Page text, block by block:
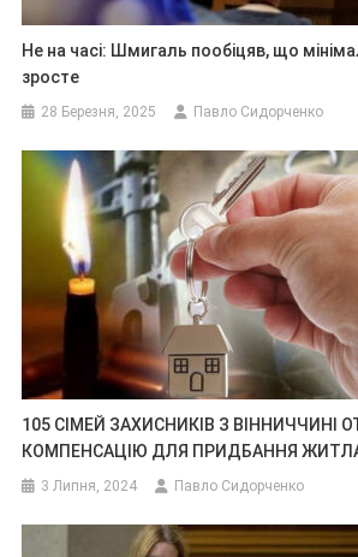
Не на часі: Шмигаль пообіцяв, що
зросте
28 Березня, 2025 Павло Сидорченко
105 СІМЕЙ ЗАХИСНИКІВ З ВІННИЧЧИНІ
КОМПЕНСАЦІЮ ДЛЯ ПРИДБАННЯ
3 Липня, 2024 Павло Сидорченко